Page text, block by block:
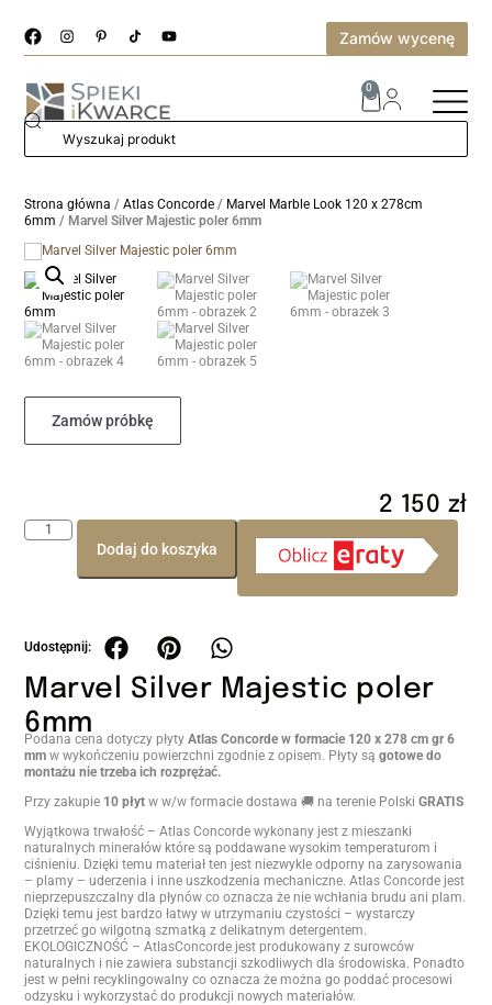
Zamów wycenę
0
Strona główna /Atlas Concorde / Marvel Marble Look 120 x 278cm
6mm / Marvel Silver Majestic poler 6mm
Marvel Silver Majestic poler
6mm
Podana cena dotyczy płytyAtlas Concorde w formacie 120 x 278 cm gr 6
mm w wykończeniu powierzchni zgodnie z opisem. Płyty sągotowe do
montażu nie trzeba ich rozprężać.
Przy zakupie 10 płyt w w/w formacie dostawa 🚚 na terenie PolskiGRATIS
Wyjątkowa trwałość – Atlas Concorde wykonany jest z mieszanki
naturalnych minerałów które są poddawane wysokim temperaturom i
ciśnieniu. Dzięki temu materiał ten jest niezwykle odporny na zarysowania
– plamy – uderzenia i inne uszkodzenia mechaniczne. Atlas Concorde jest
nieprzepuszczalny dla płynów co oznacza że nie wchłania brudu ani plam.
Dzięki temu jest bardzo łatwy w utrzymaniu czystości – wystarczy
przetrzeć go wilgotną szmatką z delikatnym detergentem.
EKOLOGICZNOŚĆ – AtlasConcorde jest produkowany z surowców
naturalnych i nie zawiera substancji szkodliwych dla środowiska. Ponadto
jest w pełni recyklingowalny co oznacza że można go poddać procesowi
odzysku i wykorzystać do produkcji nowych materiałów.
Zamów próbkę
2 150 zł
Dodaj do koszyka